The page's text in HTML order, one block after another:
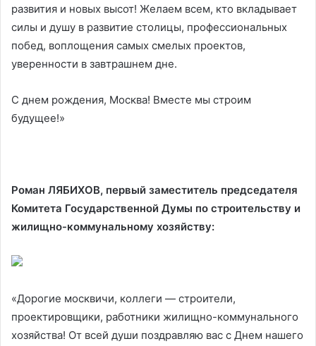
развития и новых высот! Желаем всем, кто вкладывает
силы и душу в развитие столицы, профессиональных
побед, воплощения самых смелых проектов,
уверенности в завтрашнем дне.
С днем рождения, Москва! Вместе мы строим
будущее!»
Роман ЛЯБИХОВ, первый заместитель председателя
Комитета Государственной Думы по строительству и
жилищно-коммунальному хозяйству:
«Дорогие москвичи, коллеги — строители,
проектировщики, работники жилищно-коммунального
хозяйства! От всей души поздравляю вас с Днем нашего